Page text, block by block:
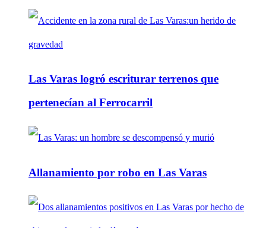
Las Varas logró escriturar terrenos que
pertenecían al Ferrocarril
Allanamiento por robo en Las Varas